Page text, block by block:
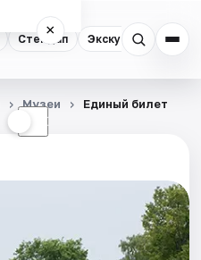
Стендап Экскурсии
×
☾
Музеи Единый билет